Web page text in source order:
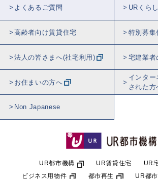
よくあるご質問 URくら
高齢者向け賃貸住宅 特別募集
法人の皆さまへ(社宅利用) 宅建業者
お住まいの方へ
インター
された方
Non Japanese
UR都市機構 UR賃貸住宅
UR
ビジネス用物件
都市再生 UR都